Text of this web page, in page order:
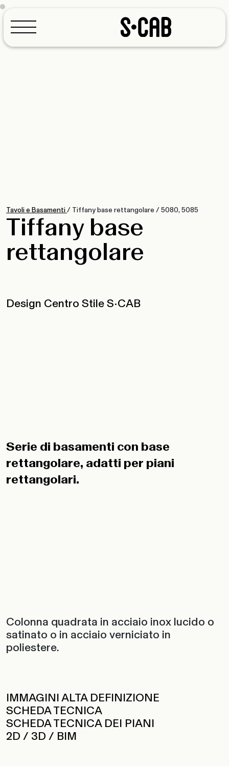
Tavoli e Basamenti/ Tiffany base rettangolare /5080, 5085
Tiffany base
rettangolare
Design Centro Stile S•CAB
Serie di basamenti con base
rettangolare, adatti per piani
rettangolari.
Colonna quadrata in acciaio inox lucido o
satinato o in acciaio verniciato in
poliestere.
IMMAGINI ALTA DEFINIZIONE
SCHEDA TECNICA
SCHEDA TECNICA DEI PIANI
2D / 3D / BIM